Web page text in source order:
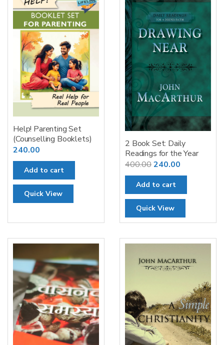
Help! Parenting Set
(Counselling Booklets)
240.00
Add to cart
Quick View
2 Book Set: Daily
Readings for the Year
400.00Original
price
was:
₹400.00.
240.00
price
₹240.00.
Add to cart
Quick View